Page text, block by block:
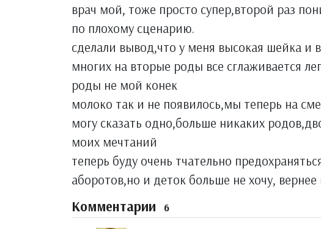
врач мой, тоже просто супер,второй раз
по плохому сценарию.
сделали вывод,что у меня высокая шейка и
многих на вторые роды все сглаживается
роды не мой конек
молоко так и не появилось,мы теперь на
могу сказать одно,больше никаких
моих мечтаний
теперь буду очень тчательно
аборотов,но и деток больше не хочу, вернее
Комментарии 6